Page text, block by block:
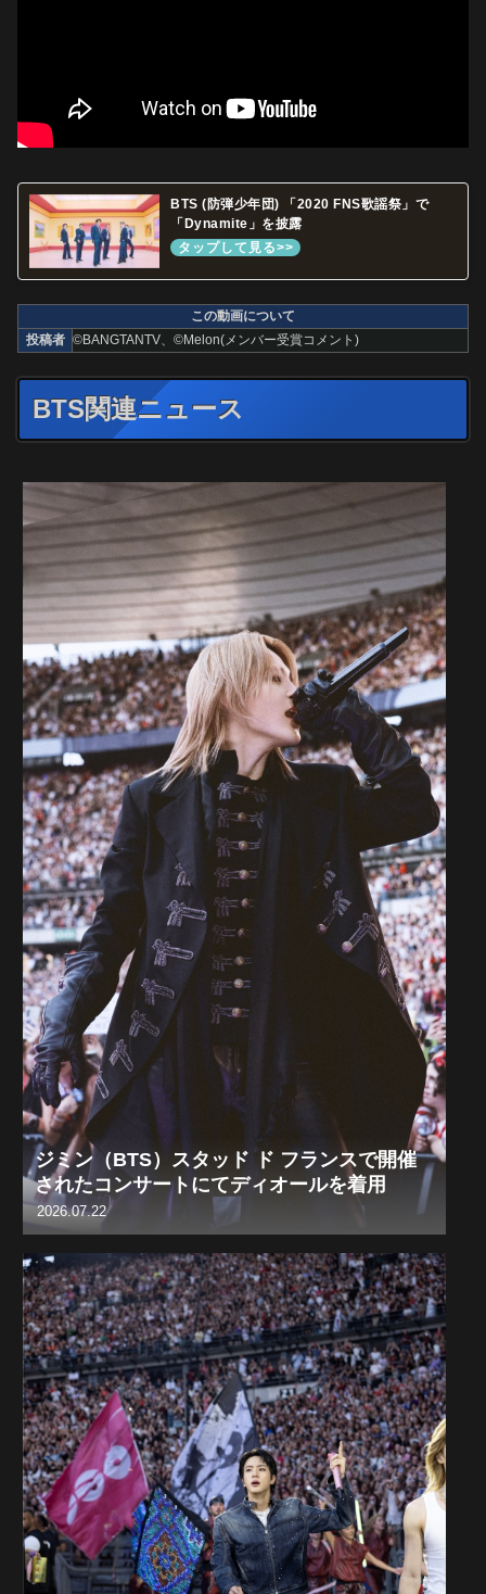
BTS (防弾少年団) 「2020 FNS歌謡祭」で
「Dynamite」を披露
この動画について
投稿者 ©BANGTANTV、©Melon(メンバー受賞コメント)
BTS関連ニュース
ジミン（BTS）スタッド ド フランスで開催
されたコンサートにてディオールを着用
2026.07.22